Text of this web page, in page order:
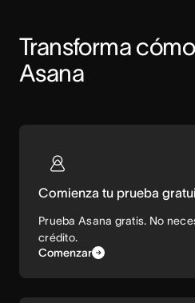
Transforma
Asana
Comienza tu prueba
Prueba Asana gratis. No
crédito.
Comenzar